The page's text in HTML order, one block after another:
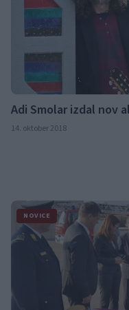
Adi Smolar izdal nov
14. oktober 2018
NOVICE